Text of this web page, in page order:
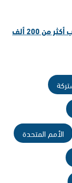
هرتسي هاليفي: الجيش الإسرائيلي قتل وأصاب أكثر من 200 ألف
الأمم المتحدة